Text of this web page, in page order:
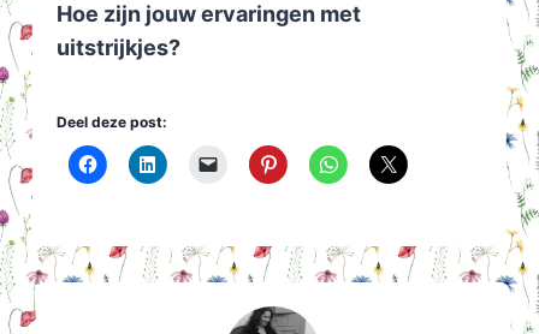
Hoe zijn jouw ervaringen met
uitstrijkjes?
Deel deze post: